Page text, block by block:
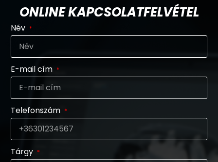
ONLINE KAPCSOLATFELVÉTEL
Név
E-mail cím
Telefonszám
Tárgy